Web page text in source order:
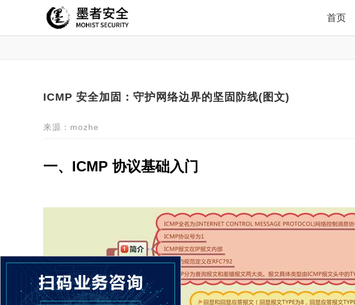
首页
ICMP 安全加固：守护网络边界的坚固防线(图文)
来源：mozhe
一、ICMP 协议基础入门